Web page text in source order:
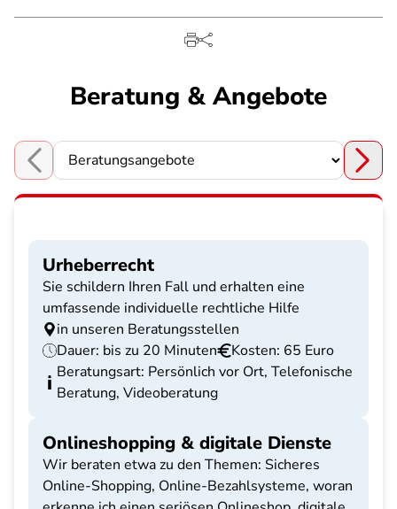
Beratung & Angebote
Choose a section
Urheberrecht
Sie schildern Ihren Fall und erhalten eine
umfassende individuelle rechtliche Hilfe
in unseren Beratungsstellen
Dauer: bis zu 20 Minuten
Kosten: 65 Euro
Beratungsart: Persönlich vor Ort, Telefonische
Beratung, Videoberatung
Onlineshopping & digitale Dienste
Wir beraten etwa zu den Themen: Sicheres
Online-Shopping, Online-Bezahlsysteme, woran